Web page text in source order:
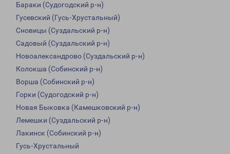
Бараки (Судогодский р-н)
Гусевский (Гусь-Хрустальный)
Сновицы (Суздальский р-н)
Садовый (Суздальский р-н)
Новоалександрово (Суздальский р-н)
Колокша (Собинский р-н)
Ворша (Собинский р-н)
Горки (Судогодский р-н)
Новая Быковка (Камешковский р-н)
Лемешки (Суздальский р-н)
Лакинск (Собинский р-н)
Гусь-Хрустальный